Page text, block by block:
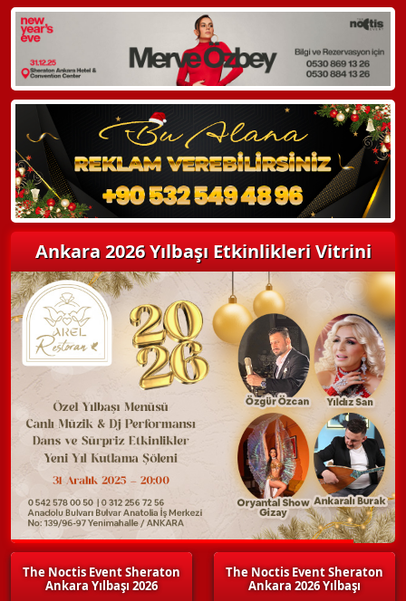
WhatsApp ile Bilgi Alın
Hemen Arayın
Detaylı Bilgi Alın
Ankara 2026 Yılbaşı Etkinlikleri Vitrini
The Noctis Event Sheraton
Ankara Yılbaşı 2026
The Noctis Event Sheraton
Ankara 2026 Yılbaşı